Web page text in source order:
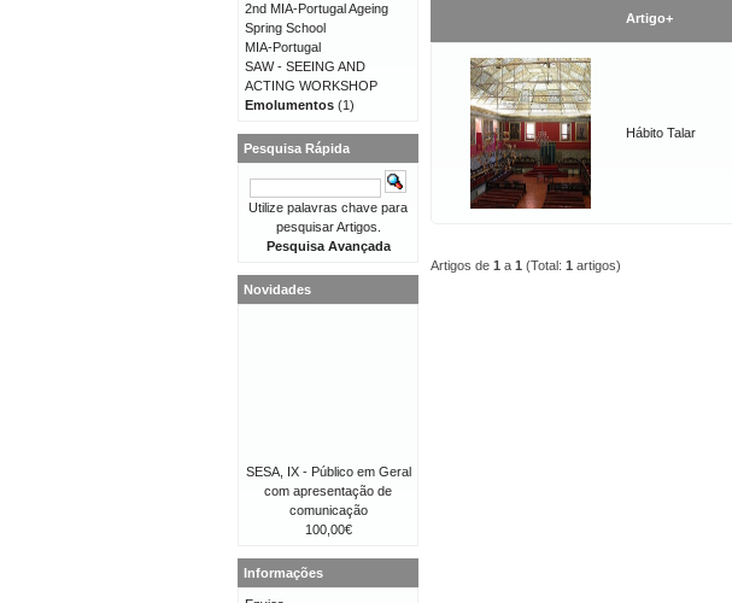
Artigo+
Hábito Talar
Artigos de 1 a 1 (Total: 1 artigos)
2nd MIA-Portugal Ageing
Spring School
MIA-Portugal
SAW - SEEING AND
ACTING WORKSHOP
Emolumentos (1)
Pesquisa Rápida
Utilize palavras chave para
pesquisar Artigos.
Pesquisa Avançada
Novidades
SESA, IX - Público em Geral
com apresentação de
comunicação
100,00€
Informações